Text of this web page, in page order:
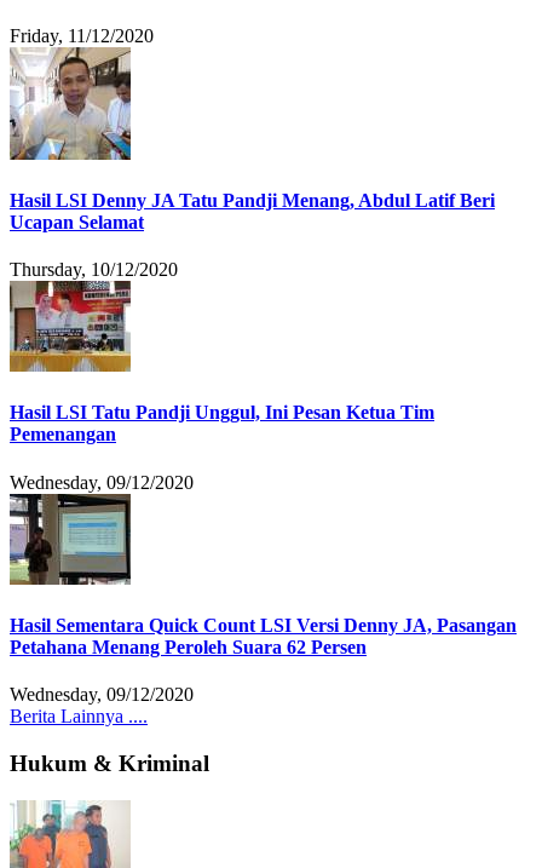
Friday, 11/12/2020
Hasil LSI Denny JA Tatu Pandji Menang, Abdul Latif Beri
Ucapan Selamat
Thursday, 10/12/2020
Hasil LSI Tatu Pandji Unggul, Ini Pesan Ketua Tim
Pemenangan
Wednesday, 09/12/2020
Hasil Sementara Quick Count LSI Versi Denny JA, Pasangan
Petahana Menang Peroleh Suara 62 Persen
Wednesday, 09/12/2020
Berita Lainnya ....
Hukum & Kriminal